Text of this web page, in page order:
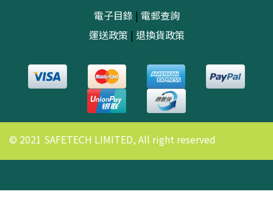
電子目錄| 電郵查詢
運送政策 | 退換貨政策
© 2021 SAFETECH LIMITED, All right reserved